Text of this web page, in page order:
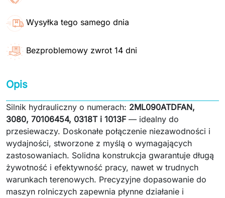
Wysyłka tego samego dnia
Bezproblemowy zwrot 14 dni
Opis
Silnik hydrauliczny o numerach: 2ML090ATDFAN,
3080, 70106454, 0318T i 1013F— idealny do
przesiewaczy. Doskonałe połączenie niezawodności i
wydajności, stworzone z myślą o wymagających
zastosowaniach. Solidna konstrukcja gwarantuje długą
żywotność i efektywność pracy, nawet w trudnych
warunkach terenowych. Precyzyjne dopasowanie do
maszyn rolniczych zapewnia płynne działanie i